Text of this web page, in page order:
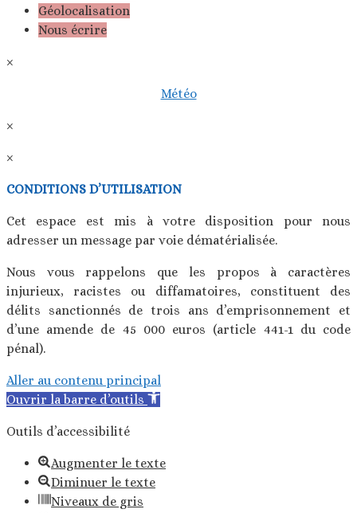
Géolocalisation
Nous écrire
×
Météo
×
×
CONDITIONS D’UTILISATION
Cet espace est mis à votre disposition pour nous
adresser un message par voie dématérialisée.
Nous vous rappelons que les propos à caractères
injurieux, racistes ou diffamatoires, constituent des
délits sanctionnés de trois ans d’emprisonnement et
d’une amende de 45 000 euros (article 441-1 du code
pénal).
Aller au contenu principal
Ouvrir la barre d’outils
Outils d’accessibilité
Augmenter le texte
Diminuer le texte
Niveaux de gris